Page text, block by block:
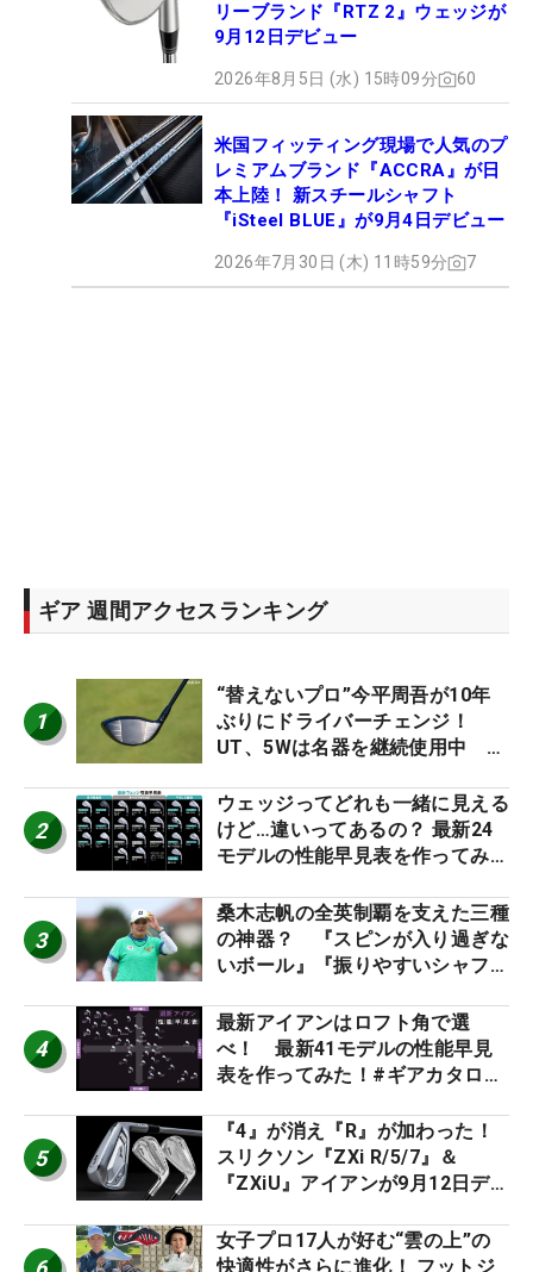
リーブランド『RTZ 2』ウェッジが
9月12日デビュー
2026年8月5日 (水) 15時09分 60
米国フィッティング現場で人気のプ
レミアムブランド『ACCRA』が日
本上陸！ 新スチールシャフト
『iSteel BLUE』が9月4日デビュー
2026年7月30日 (木) 11時59分 7
ギア 週間アクセスランキング
1
“替えないプロ”今平周吾が10年
ぶりにドライバーチェンジ！
UT、5Wは名器を継続使用中 #
2
ウェッジってどれも一緒に見える
けど…違いってあるの？ 最新24
モデルの性能早見表を作ってみ
3
桑木志帆の全英制覇を支えた三種
の神器？ 『スピンが入り過ぎな
いボール』『振りやすいシャフ
ー』 #女子プロセッティング
4
最新アイアンはロフト角で選
べ！ 最新41モデルの性能早見
表を作ってみた！#ギアカタログ
5
『4』が消え『R』が加わった！
スリクソン『ZXi R/5/7』＆
『ZXiU』アイアンが9月12日デ
女子プロ17人が好む“雲の上”の
快適性がさらに進化！ フットジ